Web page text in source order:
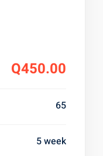
Q450.00
65
5 week